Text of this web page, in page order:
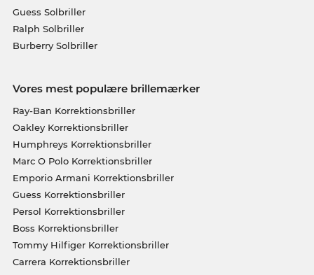
Guess Solbriller
Ralph Solbriller
Burberry Solbriller
Vores mest populære brillemærker
Ray-Ban Korrektionsbriller
Oakley Korrektionsbriller
Humphreys Korrektionsbriller
Marc O Polo Korrektionsbriller
Emporio Armani Korrektionsbriller
Guess Korrektionsbriller
Persol Korrektionsbriller
Boss Korrektionsbriller
Tommy Hilfiger Korrektionsbriller
Carrera Korrektionsbriller